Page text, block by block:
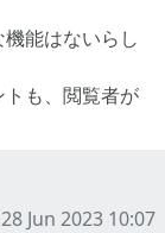
能はないらし
も、閲覧者が
Jun 2023 10:07